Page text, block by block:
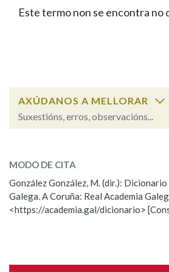
FIGURAS
PORTAL
Facebook
TwitterYoutubeInstagram
Bluesky
BUSCAR NOS LEMAS
Remata por
BUSCAR NO CONTIDO
Nas definicións
Este termo non se encontra no
AXÚDANOS A MELLORAR
Suxestións, erros, observacións...
Observación
Nome
MODO DE CITA
González González, M. (dir.): Dicionario
Galega. A Coruña: Real Academia
<https://academia.gal/dicionario>